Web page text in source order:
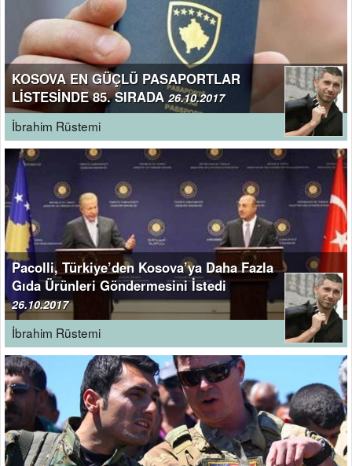
KOSOVA EN GÜÇLÜ PASAPORTLAR
LİSTESİNDE 85. SIRADA 26.10.2017
İbrahim Rüstemi
Pacolli, Türkiye’den Kosova’ya Daha Fazla
Gıda Ürünleri Göndermesini İstedi
26.10.2017
İbrahim Rüstemi